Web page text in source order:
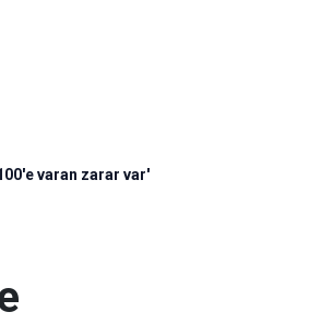
varan zarar var'